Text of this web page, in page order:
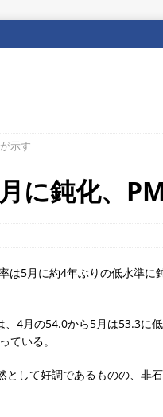
示す
に鈍化、
は5月に約4年ぶりの低水準に
4月の54.0から5月は53.3に
ている。
して好調であるものの、非